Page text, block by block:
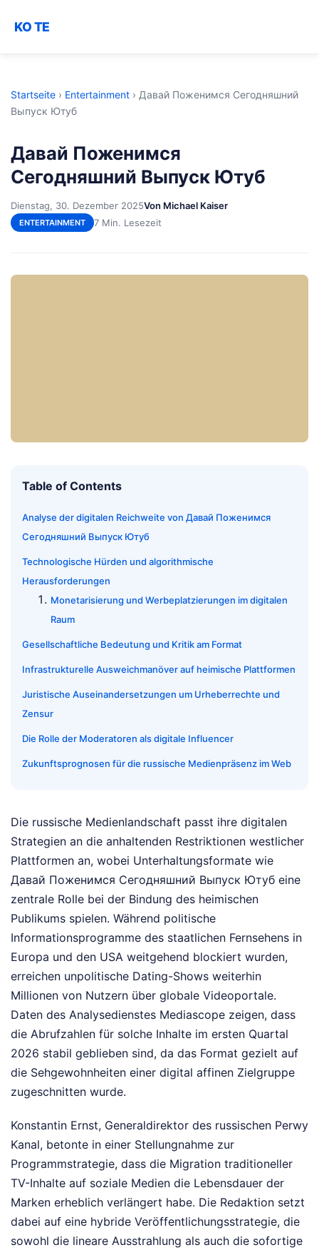
KO TE
Startseite › Entertainment › Давай Поженимся Сегодняшний
Выпуск Ютуб
Давай Поженимся
Сегодняшний Выпуск Ютуб
Dienstag, 30. Dezember 2025Von Michael Kaiser
ENTERTAINMENT 7 Min. Lesezeit
Table of Contents
Analyse der digitalen Reichweite von Давай Поженимся
Сегодняшний Выпуск Ютуб
Technologische Hürden und algorithmische
Herausforderungen
Monetarisierung und Werbeplatzierungen im digitalen
Raum
Gesellschaftliche Bedeutung und Kritik am Format
Infrastrukturelle Ausweichmanöver auf heimische Plattformen
Juristische Auseinandersetzungen um Urheberrechte und
Zensur
Die Rolle der Moderatoren als digitale Influencer
Zukunftsprognosen für die russische Medienpräsenz im Web
Die russische Medienlandschaft passt ihre digitalen
Strategien an die anhaltenden Restriktionen westlicher
Plattformen an, wobei Unterhaltungsformate wie
Давай Поженимся Сегодняшний Выпуск Ютуб eine
zentrale Rolle bei der Bindung des heimischen
Publikums spielen. Während politische
Informationsprogramme des staatlichen Fernsehens in
Europa und den USA weitgehend blockiert wurden,
erreichen unpolitische Dating-Shows weiterhin
Millionen von Nutzern über globale Videoportale.
Daten des Analysedienstes Mediascope zeigen, dass
die Abrufzahlen für solche Inhalte im ersten Quartal
2026 stabil geblieben sind, da das Format gezielt auf
die Sehgewohnheiten einer digital affinen Zielgruppe
zugeschnitten wurde.
Konstantin Ernst, Generaldirektor des russischen Perwy
Kanal, betonte in einer Stellungnahme zur
Programmstrategie, dass die Migration traditioneller
TV-Inhalte auf soziale Medien die Lebensdauer der
Marken erheblich verlängert habe. Die Redaktion setzt
dabei auf eine hybride Veröffentlichungsstrategie, die
sowohl die lineare Ausstrahlung als auch die sofortige